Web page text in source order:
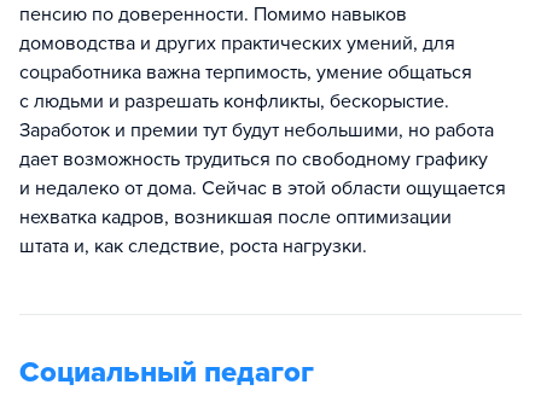
пенсию по доверенности. Помимо навыков
домоводства и других практических умений, для
соцработника важна терпимость, умение общаться
с людьми и разрешать конфликты, бескорыстие.
Заработок и премии тут будут небольшими, но работа
дает возможность трудиться по свободному графику
и недалеко от дома. Сейчас в этой области ощущается
нехватка кадров, возникшая после оптимизации
штата и, как следствие, роста нагрузки.
Социальный педагог